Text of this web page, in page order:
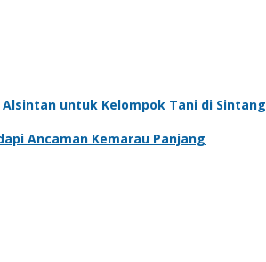
untuk Kelompok Tani di Sintang
Ancaman Kemarau Panjang